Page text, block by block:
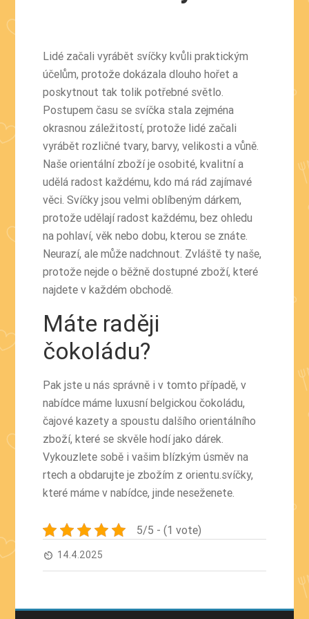
Lidé začali vyrábět svíčky kvůli praktickým
účelům, protože dokázala dlouho hořet a
poskytnout tak tolik potřebné světlo.
Postupem času se svíčka stala zejména
okrasnou záležitostí, protože lidé začali
vyrábět rozličné tvary, barvy, velikosti a vůně.
Naše orientální zboží je osobité, kvalitní a
udělá radost každému, kdo má rád zajímavé
věci. Svíčky jsou velmi oblíbeným dárkem,
protože udělají radost každému, bez ohledu
na pohlaví, věk nebo dobu, kterou se znáte.
Neurazí, ale může nadchnout. Zvláště ty naše,
protože nejde o běžně dostupné zboží, které
najdete v každém obchodě.
Máte raději
čokoládu?
Pak jste u nás správně i v tomto případě, v
nabídce máme luxusní belgickou čokoládu,
čajové kazety a spoustu dalšího orientálního
zboží, které se skvěle hodí jako dárek.
Vykouzlete sobě i vašim blízkým úsměv na
rtech a obdarujte je zbožím z orientu.svíčky,
které máme v nabídce, jinde neseženete.
5/5 - (1 vote)
av_timer 14.4.2025